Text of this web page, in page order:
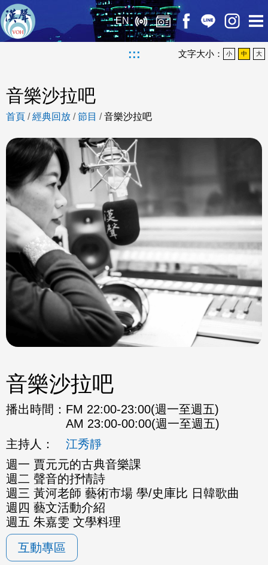
EN
::: 文字大小： 小 中 大
音樂沙拉吧
首頁 /經典回放 /節目 /音樂沙拉吧
音樂沙拉吧
播出時間： FM 22:00-23:00(週一至週五)
AM 23:00-00:00(週一至週五)
主持人：
江秀靜
週一 賈元元的古典音樂課
週二 聲音的抒情詩
週三 黃河老師 藝術市場 學/史庫比 日韓歌曲
週四 藝文活動介紹
週五 朱嘉雯 文學料理
互動專區